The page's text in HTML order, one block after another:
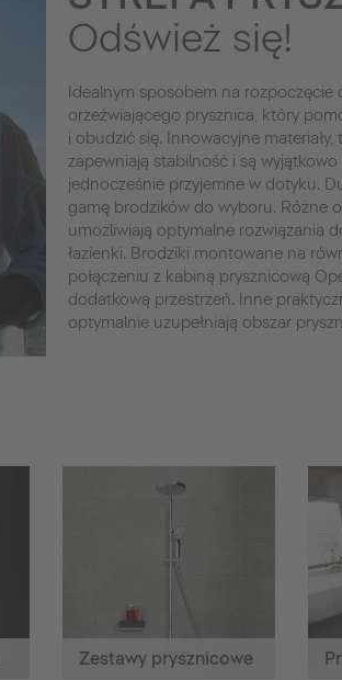
Odśwież się!
Idealnym sposobem na rozpoczęcie
orzeźwiającego prysznica, który
i obudzić się. Innowacyjne materiały,
zapewniają stabilność i są wyjątkowo
jednocześnie przyjemne w dotyku.
gamę brodzików do wyboru. Różne
umożliwiają optymalne rozwiązania
łazienki. Brodziki montowane na
połączeniu z kabiną prysznicową
dodatkową przestrzeń. Inne
optymalnie uzupełniają obszar
Zestawy prysznicowe